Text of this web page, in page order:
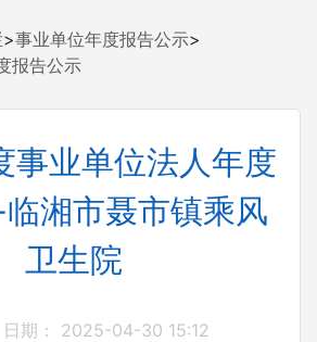
>事业单位年度报告公示>
报告公示
事业单位法人年度
湘市聂市镇乘风
卫生院
日期： 2025-04-30 15:12